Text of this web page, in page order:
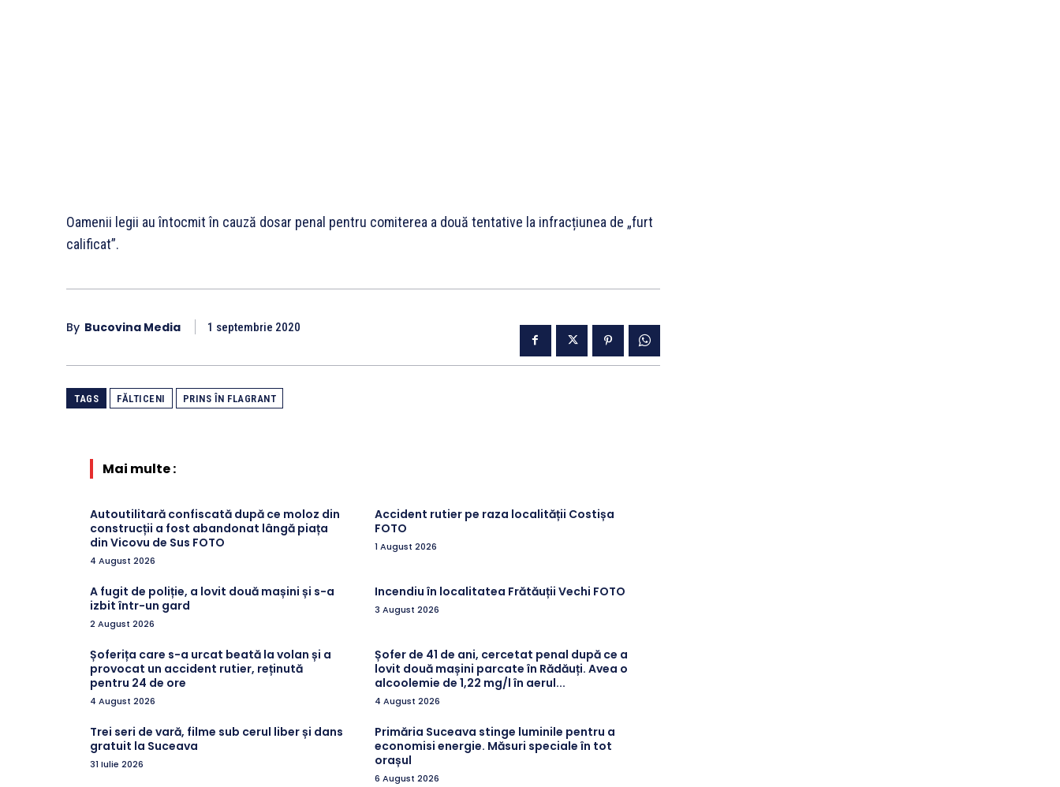
Oamenii legii au întocmit în cauză dosar penal pentru comiterea a două tentative la infracțiunea de „furt
calificat”.
By Bucovina Media 1 septembrie 2020
TAGS FĂLTICENI PRINS ÎN FLAGRANT
Mai multe :
Autoutilitară confiscată după ce moloz din
construcții a fost abandonat lângă piața
din Vicovu de Sus FOTO
4 August 2026
Accident rutier pe raza localității Costișa
FOTO
1 August 2026
A fugit de poliție, a lovit două mașini și s-a
izbit într-un gard
2 August 2026
Incendiu în localitatea Frătăuții Vechi FOTO
3 August 2026
Șoferița care s-a urcat beată la volan și a
provocat un accident rutier, reținută
pentru 24 de ore
4 August 2026
Șofer de 41 de ani, cercetat penal după ce a
lovit două mașini parcate în Rădăuți. Avea o
alcoolemie de 1,22 mg/l în aerul...
4 August 2026
Trei seri de vară, filme sub cerul liber și dans
gratuit la Suceava
31 Iulie 2026
Primăria Suceava stinge luminile pentru a
economisi energie. Măsuri speciale în tot
orașul
6 August 2026